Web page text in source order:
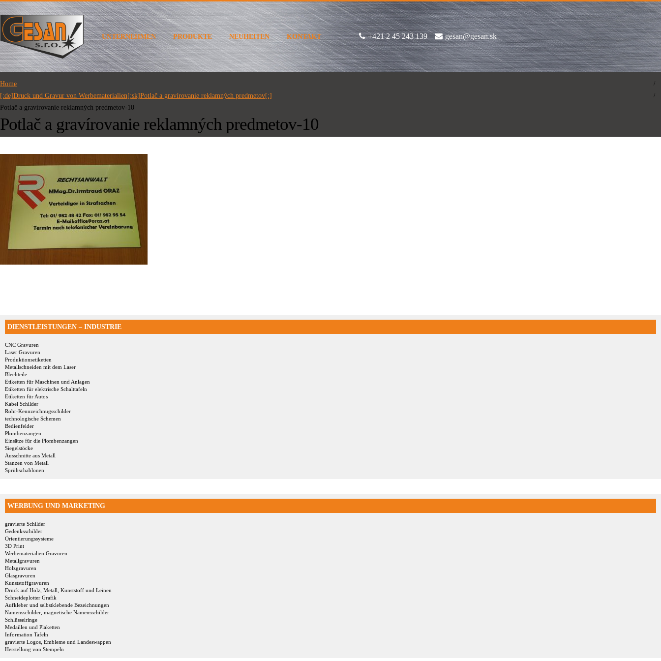
UNTERNEHMEN PRODUKTE NEUHEITEN KONTAKT +421 2 45 243 139 gesan@gesan.sk
Home
[:de]Druck und Gravur von Werbematerialien[:sk]Potlač a gravírovanie reklamných predmetov[:]
Potlač a gravírovanie reklamných predmetov-10
Potlač a gravírovanie reklamných predmetov-10
DIENSTLEISTUNGEN – INDUSTRIE
CNC Gravuren
Laser Gravuren
Produktionsetiketten
Metallschneiden mit dem Laser
Blechteile
Etiketten für Maschinen und Anlagen
Etiketten für elektrische Schalttafeln
Etiketten für Autos
Kabel Schilder
Rohr-Kennzeichnugsschilder
technologische Schemen
Bedienfelder
Plombenzangen
Einsätze für die Plombenzangen
Siegelstöcke
Ausschnitte aus Metall
Stanzen von Metall
Sprühschablonen
WERBUNG UND MARKETING
gravierte Schilder
Gedenksschilder
Orientierungssysteme
3D Print
Werbematerialien Gravuren
Metallgravuren
Holzgravuren
Glasgravuren
Kunststoffgravuren
Druck auf Holz, Metall, Kunststoff und Leinen
Schneideplotter Grafik
Aufkleber und selbstklebende Bezeichnungen
Namensschilder, magnetische Namensschilder
Schlüsselringe
Medaillen und Plaketten
Information Tafeln
gravierte Logos, Embleme und Landeswappen
Herstellung von Stempeln